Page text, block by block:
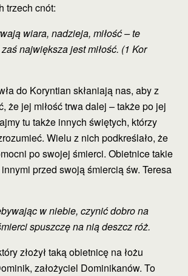
trzech cnót:
wiara, nadzieja, miłość – te
największa jest miłość. (1 Kor
do Koryntian skłaniają nas, aby z
że jej miłość trwa dalej – także po jej
tu także innych świętych, którzy
Wielu z nich podkreślało, że
po swojej śmierci. Obietnice takie
innymi przed swoją śmiercią św. Teresa
w niebie, czynić dobro na
spuszczę na nią deszcz róż.
złożył taką obietnicę na łożu
założyciel Dominikanów. To